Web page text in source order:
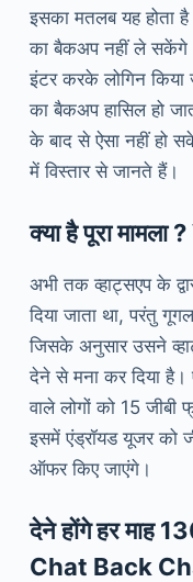
इसका मतलब यह होता
का बैकअप नहीं ले सकेंगे।
इंटर करके लोगिन किया
का बैकअप हासिल हो
के बाद से ऐसा नहीं हो
में विस्तार से जानते हैं।
क्या है पूरा
अभी तक व्हाट्सएप के
दिया जाता था, परंतु
जिसके अनुसार उसने
देने से मना कर दिया है।
वाले लोगों को 15 जीबी
इसमें एंड्रॉयड यूजर को
ऑफर किए जाएंगे।
देने होंगे हर माह
Chat Back